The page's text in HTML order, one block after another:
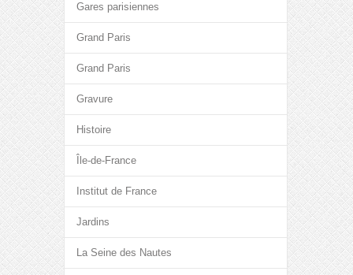
Gares parisiennes
Grand Paris
Grand Paris
Gravure
Histoire
Île-de-France
Institut de France
Jardins
La Seine des Nautes